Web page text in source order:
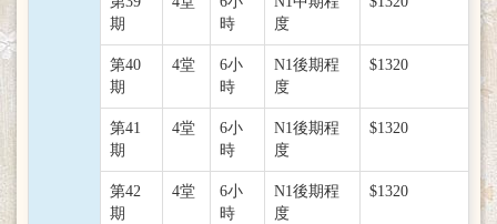
期
時
度
第40
期
4堂
6小
時
N1後期程
度
$1320
第41
期
4堂
6小
時
N1後期程
度
$1320
第42
期
4堂
6小
時
N1後期程
度
$1320